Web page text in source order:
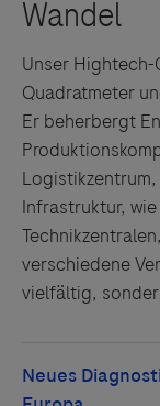
Unser
Quadratmeter
Er beherbergt
Infrastruktur,
verschiedene
vielfältig,
Links zu